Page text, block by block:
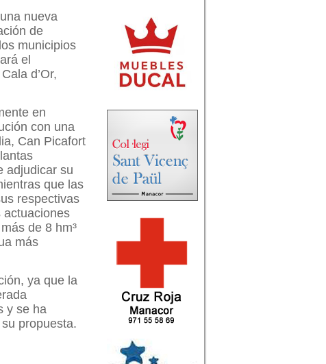
nueva
de
municipios
el
d’Or,
en
con una
Can Picafort
adjudicar su
que las
respectivas
actuaciones
de 8 hm³
más
ya que la
y se ha
propuesta.